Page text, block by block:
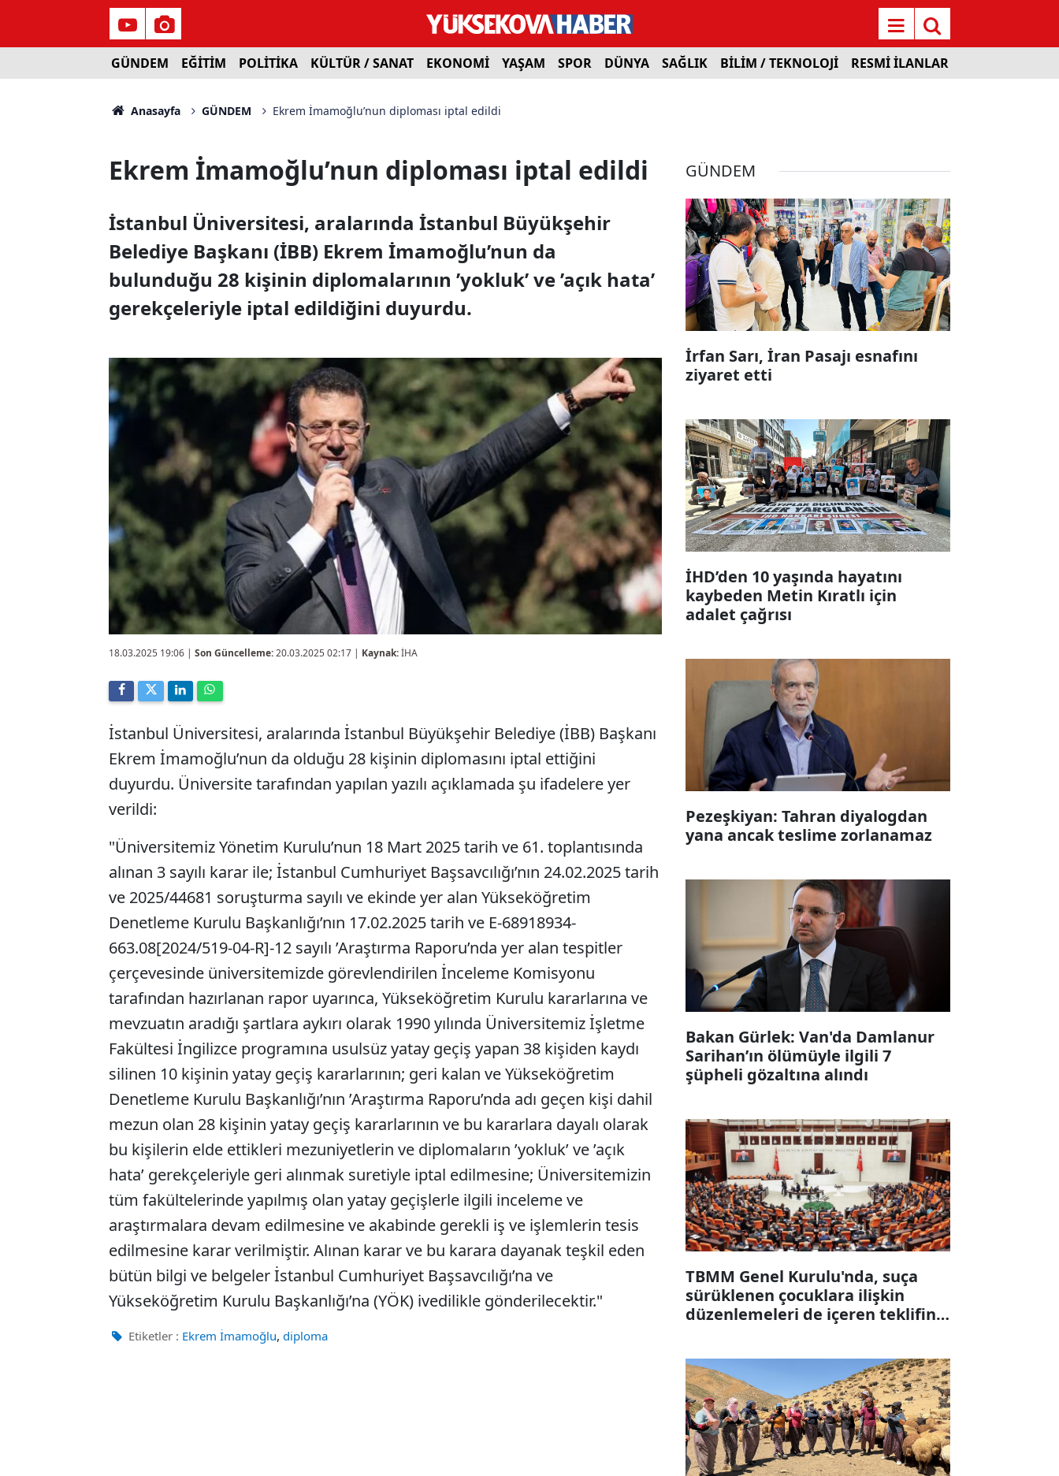
GÜNDEM EĞİTİM POLİTİKA KÜLTÜR / SANAT EKONOMİ YAŞAM SPOR DÜNYA SAĞLIK BİLİM / TEKNOLOJİ RESMİ İLANLAR
Anasayfa GÜNDEM Ekrem İmamoğlu’nun diploması iptal edildi
Ekrem İmamoğlu’nun diploması iptal edildi
İstanbul Üniversitesi, aralarında İstanbul Büyükşehir
Belediye Başkanı (İBB) Ekrem İmamoğlu’nun da
bulunduğu 28 kişinin diplomalarının ’yokluk’ ve ’açık hata’
gerekçeleriyle iptal edildiğini duyurdu.
18.03.2025 19:06 | Son Güncelleme:20.03.2025 02:17 | Kaynak:İHA
İstanbul Üniversitesi, aralarında İstanbul Büyükşehir Belediye (İBB) Başkanı
Ekrem İmamoğlu’nun da olduğu 28 kişinin diplomasını iptal ettiğini
duyurdu. Üniversite tarafından yapılan yazılı açıklamada şu ifadelere yer
verildi:
"Üniversitemiz Yönetim Kurulu’nun 18 Mart 2025 tarih ve 61. toplantısında
alınan 3 sayılı karar ile; İstanbul Cumhuriyet Başsavcılığı’nın 24.02.2025 tarih
ve 2025/44681 soruşturma sayılı ve ekinde yer alan Yükseköğretim
Denetleme Kurulu Başkanlığı’nın 17.02.2025 tarih ve E-68918934-
663.08[2024/519-04-R]-12 sayılı ’Araştırma Raporu’nda yer alan tespitler
çerçevesinde üniversitemizde görevlendirilen İnceleme Komisyonu
tarafından hazırlanan rapor uyarınca, Yükseköğretim Kurulu kararlarına ve
mevzuatın aradığı şartlara aykırı olarak 1990 yılında Üniversitemiz İşletme
Fakültesi İngilizce programına usulsüz yatay geçiş yapan 38 kişiden kaydı
silinen 10 kişinin yatay geçiş kararlarının; geri kalan ve Yükseköğretim
Denetleme Kurulu Başkanlığı’nın ’Araştırma Raporu’nda adı geçen kişi dahil
mezun olan 28 kişinin yatay geçiş kararlarının ve bu kararlara dayalı olarak
bu kişilerin elde ettikleri mezuniyetlerin ve diplomaların ’yokluk’ ve ’açık
hata’ gerekçeleriyle geri alınmak suretiyle iptal edilmesine; Üniversitemizin
tüm fakültelerinde yapılmış olan yatay geçişlerle ilgili inceleme ve
araştırmalara devam edilmesine ve akabinde gerekli iş ve işlemlerin tesis
edilmesine karar verilmiştir. Alınan karar ve bu karara dayanak teşkil eden
bütün bilgi ve belgeler İstanbul Cumhuriyet Başsavcılığı’na ve
Yükseköğretim Kurulu Başkanlığı’na (YÖK) ivedilikle gönderilecektir."
Etiketler : Ekrem İmamoğlu, diploma
GÜNDEM
İrfan Sarı, İran Pasajı esnafını
ziyaret etti
İHD’den 10 yaşında hayatını
kaybeden Metin Kıratlı için
adalet çağrısı
Pezeşkiyan: Tahran diyalogdan
yana ancak teslime zorlanamaz
Bakan Gürlek: Van'da Damlanur
Sarihan’ın ölümüyle ilgili 7
şüpheli gözaltına alındı
TBMM Genel Kurulu'nda, suça
sürüklenen çocuklara ilişkin
düzenlemeleri de içeren teklifin 6